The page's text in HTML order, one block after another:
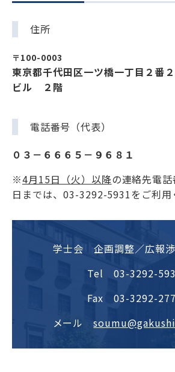
住所
〒100-0003
東京都千代田区一ツ橋一丁目２番
ビル ２階
電話番号（代表）
０３－６６６５－９６８１
※4月15日（火）以降の連絡先電
日までは、03-3292-5931をご利用
学士会 企画調整／広報
Tel 03-3292-
Fax 03-3292-
メール